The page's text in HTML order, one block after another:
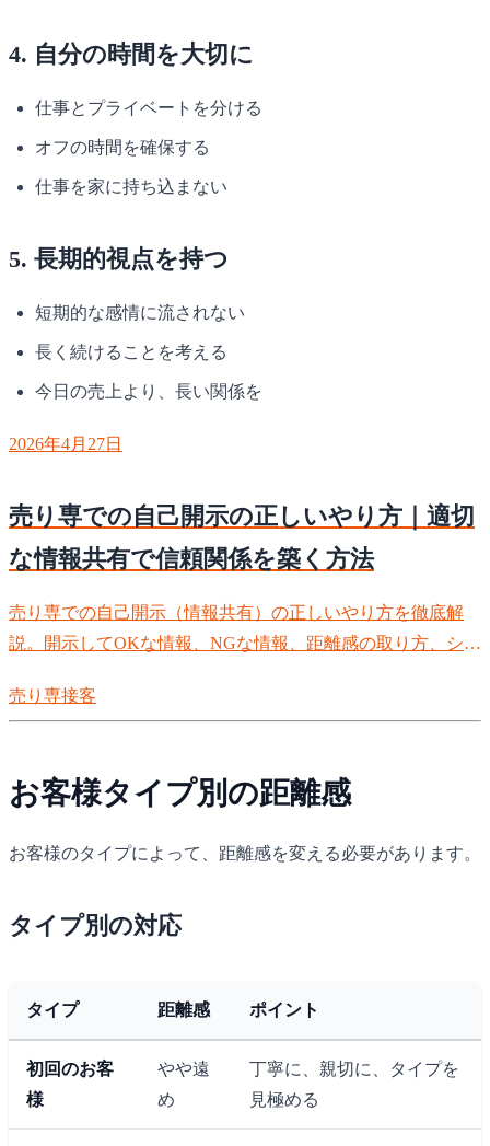
4. 自分の時間を大切に
仕事とプライベートを分ける
オフの時間を確保する
仕事を家に持ち込まない
5. 長期的視点を持つ
短期的な感情に流されない
長く続けることを考える
今日の売上より、長い関係を
2026年4月27日
売り専での自己開示の正しいやり方｜適切
な情報共有で信頼関係を築く方法
売り専での自己開示（情報共有）の正しいやり方を徹底解
説。開示してOKな情報、NGな情報、距離感の取り方、シチ
く完全ガイドです。
売り専接客
お客様タイプ別の距離感
お客様のタイプによって、距離感を変える必要があります。
タイプ別の対応
タイプ 距離感 ポイント
初回のお客
様
やや遠
め
丁寧に、親切に、タイプを
見極める